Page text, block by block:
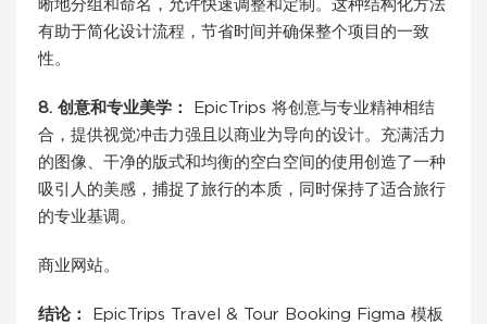
晰地分组和命名，允许快速调整和定制。这种结构化方法
有助于简化设计流程，节省时间并确保整个项目的一致
性。
8. 创意和专业美学：
EpicTrips 将创意与专业精神相结
合，提供视觉冲击力强且以商业为导向的设计。充满活力
的图像、干净的版式和均衡的空白空间的使用创造了一种
吸引人的美感，捕捉了旅行的本质，同时保持了适合旅行
的专业基调。
商业网站。
结论：
EpicTrips Travel & Tour Booking Figma 模板